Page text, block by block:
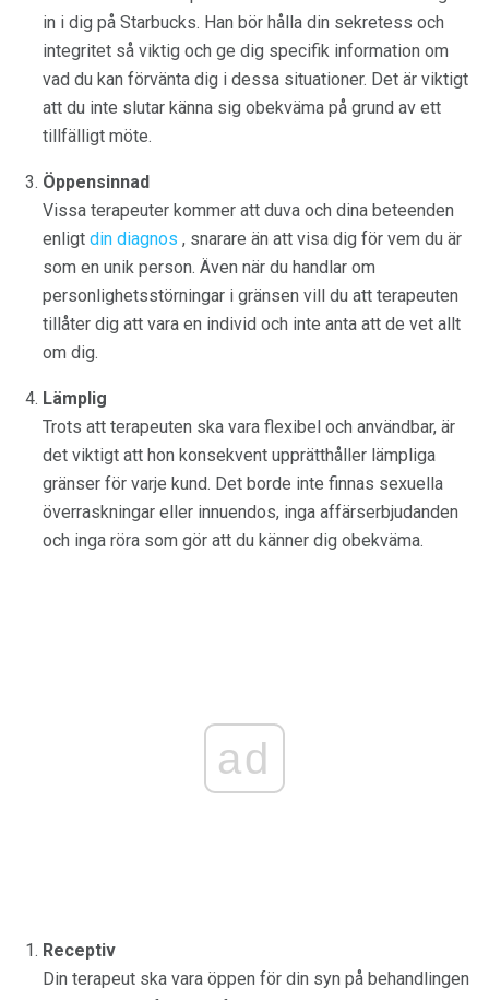
in i dig på Starbucks. Han bör hålla din sekretess och
integritet så viktig och ge dig specifik information om
vad du kan förvänta dig i dessa situationer. Det är viktigt
att du inte slutar känna sig obekväma på grund av ett
tillfälligt möte.
Öppensinnad
Vissa terapeuter kommer att duva och dina beteenden
enligt din diagnos , snarare än att visa dig för vem du är
som en unik person. Även när du handlar om
personlighetsstörningar i gränsen vill du att terapeuten
tillåter dig att vara en individ och inte anta att de vet allt
om dig.
Lämplig
Trots att terapeuten ska vara flexibel och användbar, är
det viktigt att hon konsekvent upprätthåller lämpliga
gränser för varje kund. Det borde inte finnas sexuella
överraskningar eller innuendos, inga affärserbjudanden
och inga röra som gör att du känner dig obekväma.
ad
Receptiv
Din terapeut ska vara öppen för din syn på behandlingen